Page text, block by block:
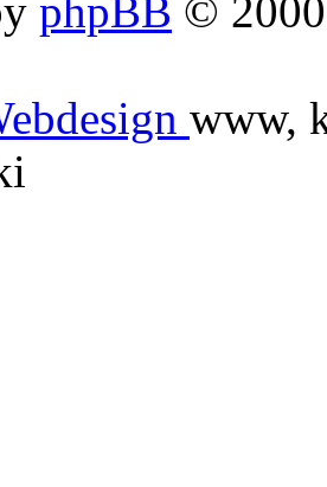
phpBB ©
www,